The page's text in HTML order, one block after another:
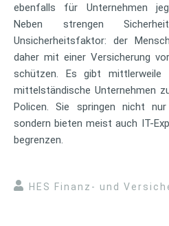
ebenfalls für Unternehmen
Neben strengen
Unsicherheitsfaktor: der
daher mit einer Versicherung
schützen. Es gibt mittlerweile
mittelständische Unternehmen
Policen. Sie springen nicht
sondern bieten meist auch IT-
begrenzen.
HES Finanz- und